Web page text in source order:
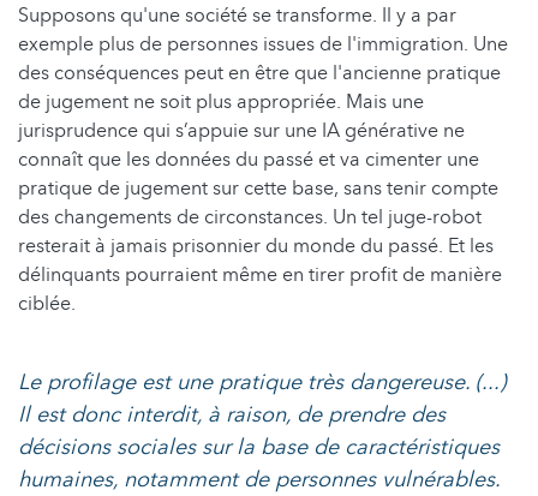
Supposons qu'une société se transforme. Il y a par
exemple plus de personnes issues de l'immigration. Une
des conséquences peut en être que l'ancienne pratique
de jugement ne soit plus appropriée. Mais une
jurisprudence qui s’appuie sur une IA générative ne
connaît que les données du passé et va cimenter une
pratique de jugement sur cette base, sans tenir compte
des changements de circonstances. Un tel juge-robot
resterait à jamais prisonnier du monde du passé. Et les
délinquants pourraient même en tirer profit de manière
ciblée.
Le profilage est une pratique très dangereuse. (...)
Il est donc interdit, à raison, de prendre des
décisions sociales sur la base de caractéristiques
humaines, notamment de personnes vulnérables.